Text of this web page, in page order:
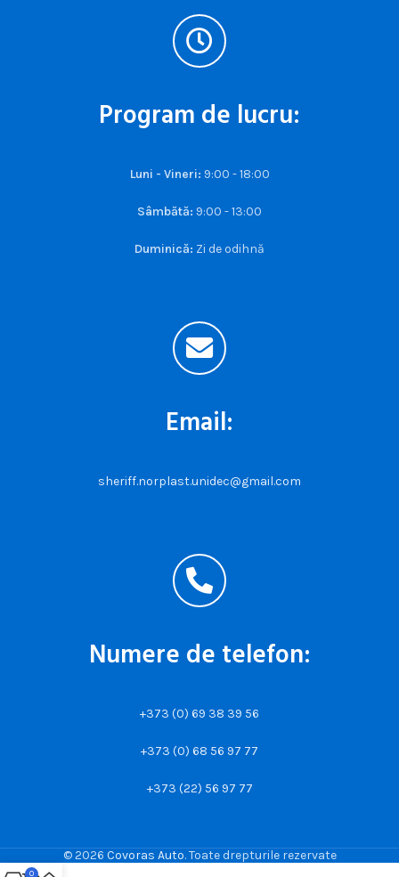
Program de lucru:
Luni - Vineri: 9:00 - 18:00
Sâmbătă: 9:00 - 13:00
Duminică: Zi de odihnă
Email:
sheriff.norplast.unidec@gmail.com
Numere de telefon:
+373 (0) 69 38 39 56
+373 (0) 68 56 97 77
+373 (22) 56 97 77
© 2026 Covoras Auto. Toate drepturile rezervate
0